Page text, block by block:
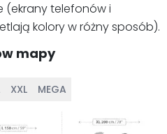
(ekrany telefonów i
kolory w różny sposób).
mapy
XXL MEGA